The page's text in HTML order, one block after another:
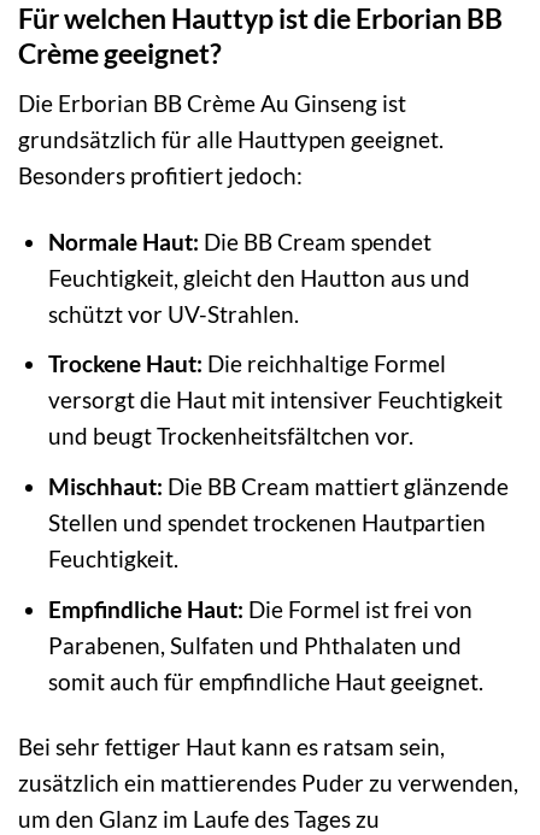
Für welchen Hauttyp ist die Erborian BB
Crème geeignet?
Die Erborian BB Crème Au Ginseng ist
grundsätzlich für alle Hauttypen geeignet.
Besonders profitiert jedoch:
Normale Haut: Die BB Cream spendet
Feuchtigkeit, gleicht den Hautton aus und
schützt vor UV-Strahlen.
Trockene Haut: Die reichhaltige Formel
versorgt die Haut mit intensiver Feuchtigkeit
und beugt Trockenheitsfältchen vor.
Mischhaut: Die BB Cream mattiert glänzende
Stellen und spendet trockenen Hautpartien
Feuchtigkeit.
Empfindliche Haut: Die Formel ist frei von
Parabenen, Sulfaten und Phthalaten und
somit auch für empfindliche Haut geeignet.
Bei sehr fettiger Haut kann es ratsam sein,
zusätzlich ein mattierendes Puder zu verwenden,
um den Glanz im Laufe des Tages zu